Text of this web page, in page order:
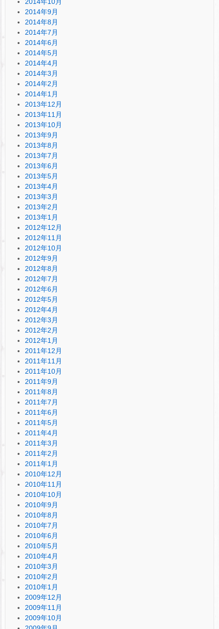
2014年9月
2014年8月
2014年7月
2014年6月
2014年5月
2014年4月
2014年3月
2014年2月
2014年1月
2013年12月
2013年11月
2013年10月
2013年9月
2013年8月
2013年7月
2013年6月
2013年5月
2013年4月
2013年3月
2013年2月
2013年1月
2012年12月
2012年11月
2012年10月
2012年9月
2012年8月
2012年7月
2012年6月
2012年5月
2012年4月
2012年3月
2012年2月
2012年1月
2011年12月
2011年11月
2011年10月
2011年9月
2011年8月
2011年7月
2011年6月
2011年5月
2011年4月
2011年3月
2011年2月
2011年1月
2010年12月
2010年11月
2010年10月
2010年9月
2010年8月
2010年7月
2010年6月
2010年5月
2010年4月
2010年3月
2010年2月
2010年1月
2009年12月
2009年11月
2009年10月